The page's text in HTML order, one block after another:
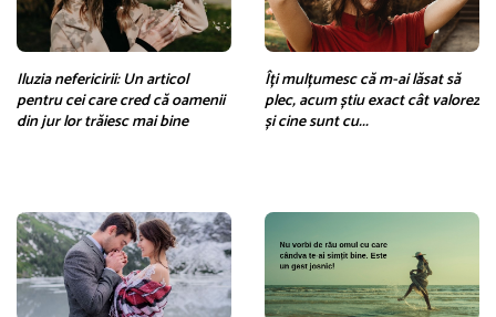
Iluzia nefericirii: Un articol
pentru cei care cred că oamenii
din jur lor trăiesc mai bine
Îți mulțumesc că m-ai lăsat să
plec, acum știu exact cât valorez
și cine sunt cu...